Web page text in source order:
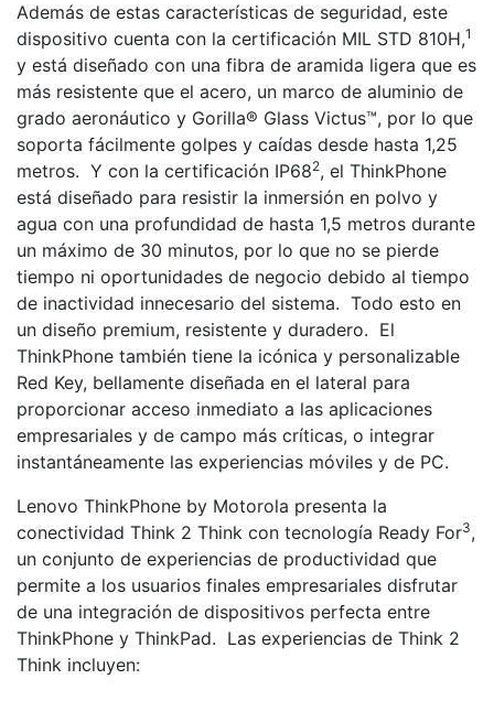
Además de estas características de seguridad, este
dispositivo cuenta con la certificación MIL STD 810H,1
y está diseñado con una fibra de aramida ligera que es
más resistente que el acero, un marco de aluminio de
grado aeronáutico y Gorilla® Glass Victus™, por lo que
soporta fácilmente golpes y caídas desde hasta 1,25
metros. Y con la certificación IP682, el ThinkPhone
está diseñado para resistir la inmersión en polvo y
agua con una profundidad de hasta 1,5 metros durante
un máximo de 30 minutos, por lo que no se pierde
tiempo ni oportunidades de negocio debido al tiempo
de inactividad innecesario del sistema. Todo esto en
un diseño premium, resistente y duradero. El
ThinkPhone también tiene la icónica y personalizable
Red Key, bellamente diseñada en el lateral para
proporcionar acceso inmediato a las aplicaciones
empresariales y de campo más críticas, o integrar
instantáneamente las experiencias móviles y de PC.
Lenovo ThinkPhone by Motorola presenta la
conectividad Think 2 Think con tecnología Ready For3,
un conjunto de experiencias de productividad que
permite a los usuarios finales empresariales disfrutar
de una integración de dispositivos perfecta entre
ThinkPhone y ThinkPad. Las experiencias de Think 2
Think incluyen: